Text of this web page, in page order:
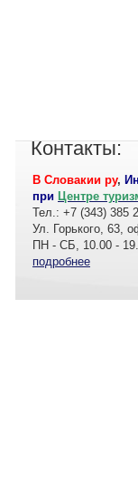
Контакты:
В Словакии ру,
при Центре
Тел.: +7 (343) 385
Ул. Горького, 63,
ПН - СБ, 10.00 -
подробнее